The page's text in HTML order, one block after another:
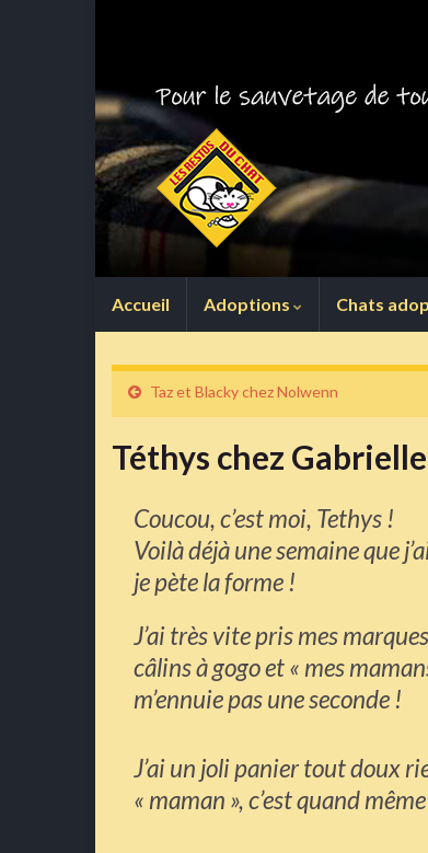
Accueil Adoptions Chats
Taz et Blacky chez Nolwenn
Téthys chez
Coucou, c’est moi, Tethys !
Voilà déjà une semaine que
je pète la forme !
J’ai très vite pris mes
câlins à gogo et « mes
m’ennuie pas une seconde !
J’ai un joli panier tout doux
« maman », c’est quand